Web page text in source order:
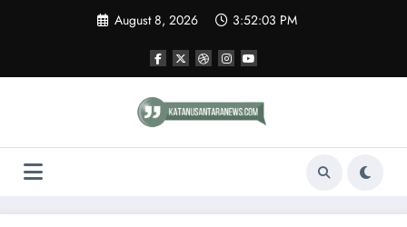
August 8, 2026 3:52:03 PM